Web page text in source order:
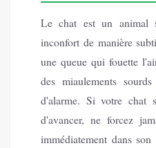
Le chat est un animal
inconfort de manière
une queue qui fouette
des miaulements
d'alarme. Si votre chat
d'avancer, ne forcez
immédiatement dans